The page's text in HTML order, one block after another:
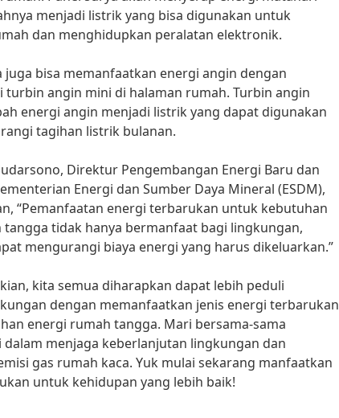
menjadi listrik yang bisa digunakan untuk
dan menghidupkan peralatan elektronik.
juga bisa memanfaatkan energi angin dengan
turbin angin mini di halaman rumah. Turbin angin
energi angin menjadi listrik yang dapat digunakan
tagihan listrik bulanan.
Direktur Pengembangan Energi Baru dan
Energi dan Sumber Daya Mineral (ESDM),
“Pemanfaatan energi terbarukan untuk kebutuhan
tidak hanya bermanfaat bagi lingkungan,
mengurangi biaya energi yang harus dikeluarkan.”
kita semua diharapkan dapat lebih peduli
dengan memanfaatkan jenis energi terbarukan
energi rumah tangga. Mari bersama-sama
menjaga keberlanjutan lingkungan dan
gas rumah kaca. Yuk mulai sekarang manfaatkan
untuk kehidupan yang lebih baik!